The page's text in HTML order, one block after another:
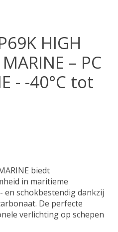
HIGH
– PC
- -40°C tot
biedt
in maritieme
en schokbestendig dankzij
De perfecte
verlichting op schepen